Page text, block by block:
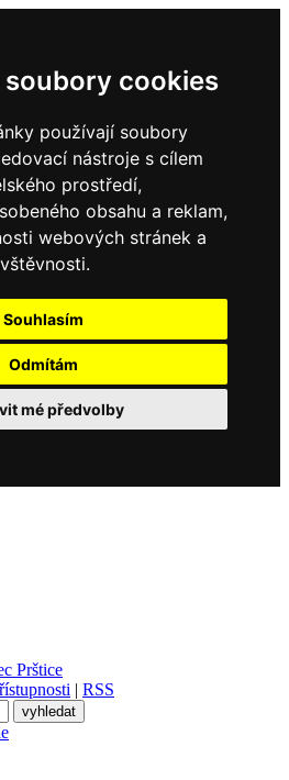
soubory cookies
používají soubory
nástroje s cílem
prostředí,
obsahu a reklam,
webových stránek a
Souhlasím
Odmítám
mé předvolby
Prštice
| RSS